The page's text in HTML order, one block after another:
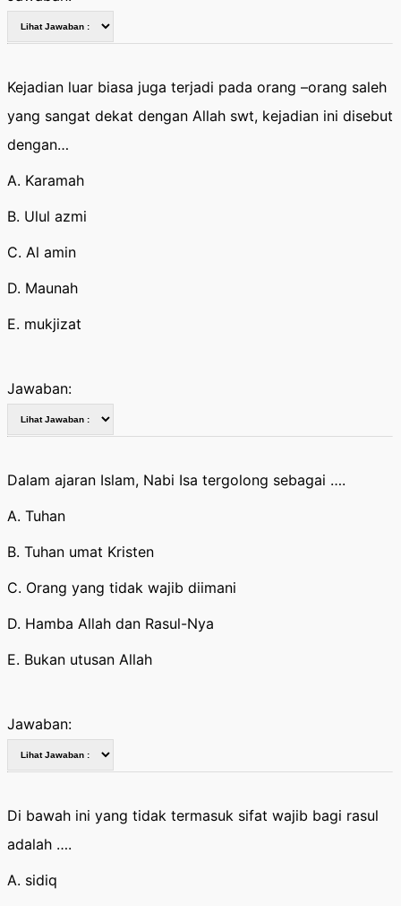
Kejadian luar biasa juga terjadi pada orang –orang saleh
yang sangat dekat dengan Allah swt, kejadian ini disebut
dengan…
A. Karamah
B. Ulul azmi
C. Al amin
D. Maunah
E. mukjizat
Jawaban:
Dalam ajaran Islam, Nabi Isa tergolong sebagai ….
A. Tuhan
B. Tuhan umat Kristen
C. Orang yang tidak wajib diimani
D. Hamba Allah dan Rasul-Nya
E. Bukan utusan Allah
Jawaban:
Di bawah ini yang tidak termasuk sifat wajib bagi rasul
adalah ….
A. sidiq